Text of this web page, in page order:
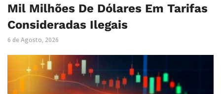
Mil Milhões De Dólares Em Tarifas
Consideradas Ilegais
6 de Agosto, 2026